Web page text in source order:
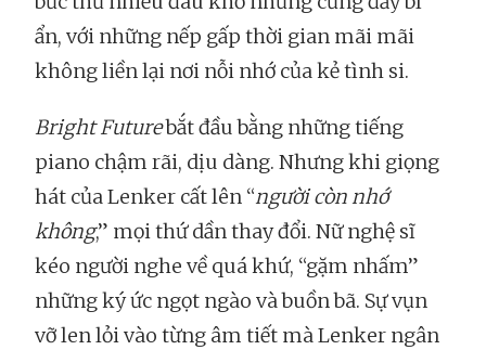
ẩn, với những nếp gấp thời gian mãi mãi
không liền lại nơi nỗi nhớ của kẻ tình si.
Bright Futurebắt đầu bằng những tiếng
piano chậm rãi, dịu dàng. Nhưng khi giọng
hát của Lenker cất lên “người còn nhớ
không,” mọi thứ dần thay đổi. Nữ nghệ sĩ
kéo người nghe về quá khứ, “gặm nhấm”
những ký ức ngọt ngào và buồn bã. Sự vụn
vỡ len lỏi vào từng âm tiết mà Lenker ngân